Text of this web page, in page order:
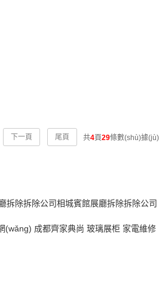
下一頁 尾頁 共4頁29條數(shù)據(jù)
拆除拆除公司相城賓館展廳拆除拆除公司
(wǎng) 成都齊家典尚 玻璃展柜 家電維修